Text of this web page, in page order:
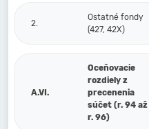
2.
Ostatné fondy
(427, 42X)
A.VI.
Oceňovacie
rozdiely z
precenenia
súčet (r. 94 až
r. 96)